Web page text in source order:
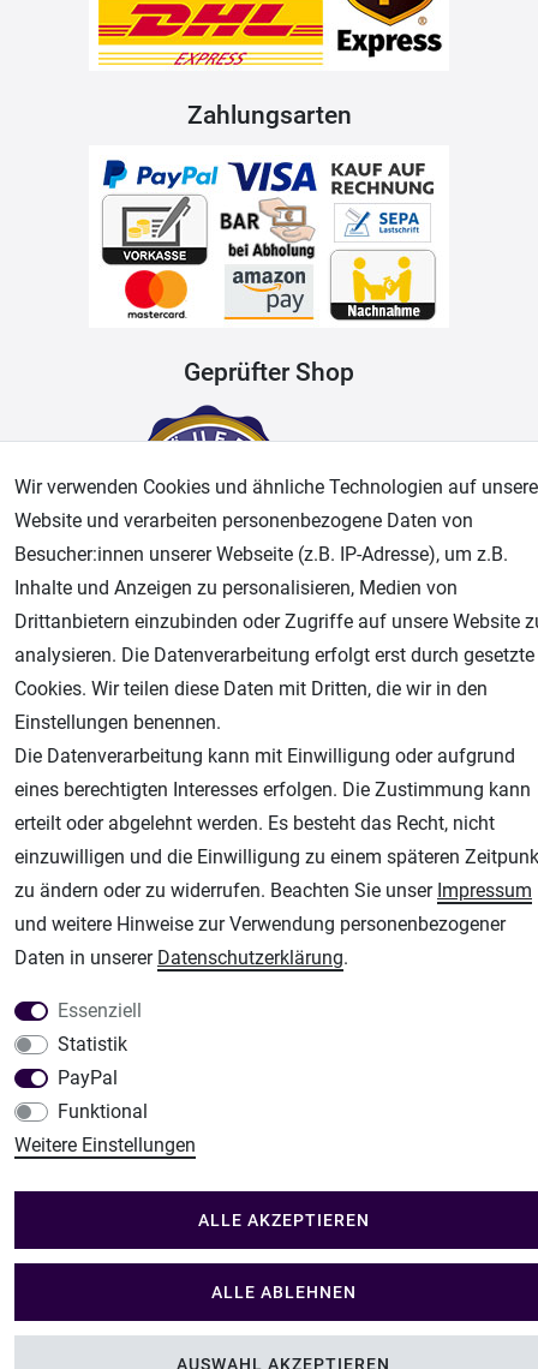
Zahlungsarten
Geprüfter Shop
Airbrush-City
Fachhandel für: Airbrushpistolen, Kompressoren, Airbrushfarben
Modellbau-City
Modellbau Shop
Plotter-City
Schneideplotter, Transferpressen, Siebdruck und Plotterfolien
Im Shop Kaufen
Wir verwenden Cookies und ähnliche Technologien auf
Website und verarbeiten personenbezogene Daten von
Besucher:innen unserer Webseite (z.B. IP-Adresse), um z.B.
Inhalte und Anzeigen zu personalisieren, Medien von
Drittanbietern einzubinden oder Zugriffe auf unsere Website
analysieren. Die Datenverarbeitung erfolgt erst durch gesetzte
Cookies. Wir teilen diese Daten mit Dritten, die wir in den
Einstellungen benennen.
Die Datenverarbeitung kann mit Einwilligung oder aufgrund
eines berechtigten Interesses erfolgen. Die Zustimmung kann
erteilt oder abgelehnt werden. Es besteht das Recht, nicht
einzuwilligen und die Einwilligung zu einem späteren
zu ändern oder zu widerrufen. Beachten Sie unser Impressum
und weitere Hinweise zur Verwendung personenbezogener
Daten in unserer Daten­schutz­erklärung.
Essenziell
Statistik
PayPal
Funktional
Weitere Einstellungen
ALLE AKZEPTIEREN
ALLE ABLEHNEN
AUSWAHL AKZEPTIEREN